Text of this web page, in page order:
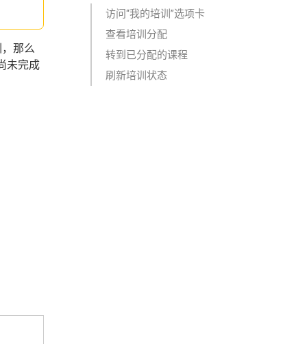
那么
未完成
访问“我的培训”选项卡
查看培训分配
转到已分配的课程
刷新培训状态